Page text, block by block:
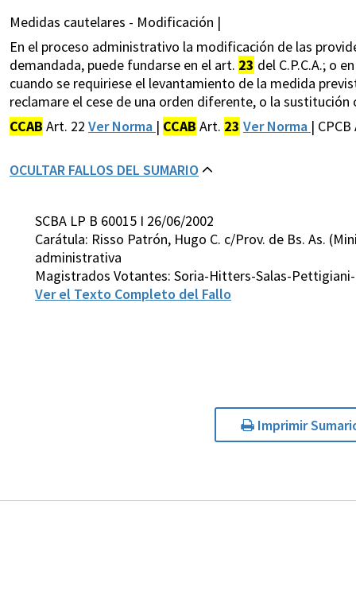
Medidas cautelares - Modificación |
En el proceso administrativo la modificación de las
demandada, puede fundarse en el art. 23 del C.P.C.A.; o
cuando se requiriese el levantamiento de la medida
reclamare el cese de una orden diferente, o la
CCAB Art. 22 Ver Norma | CCAB Art. 23 Ver Norma |
OCULTAR FALLOS DEL SUMARIO
SCBA LP B 60015 I 26/06/2002
Carátula: Risso Patrón, Hugo C. c/Prov. de Bs. As.
administrativa
Magistrados Votantes: Soria-Hitters-Salas-
Ver el Texto Completo del Fallo
Imprimir